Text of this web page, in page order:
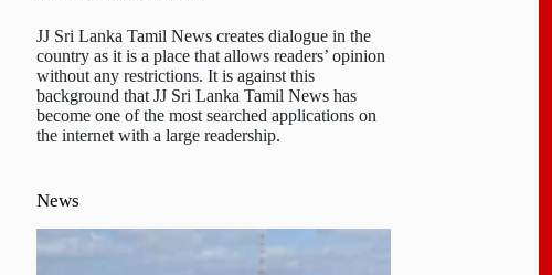
JJ Sri Lanka Tamil News creates dialogue in the
country as it is a place that allows readers’ opinion
without any restrictions. It is against this
background that JJ Sri Lanka Tamil News has
become one of the most searched applications on
the internet with a large readership.
News